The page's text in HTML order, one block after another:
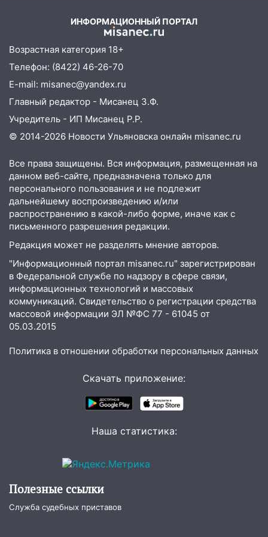
Диана Шурыгина уверовала в
09:35 В Ульяновске директора фирмы
будут судить за неуплату налогов на 48
млн рублей
08:22 Подросток на питбайке сбил
велосипедистку: пострадали двое
07:20 Жара возвращается: ожидается
06:00 Под Ульяновском при развороте
пострадал 38-летний водитель
иномарки
05:00 «Каждая пятая женщина и каждый
алопецией»: врач рассказал, чем может
быть вызвано облысение и как с этим
справиться
03:30 Гороскоп на 7 августа: пятница
принесет прилив творческой энергии и
отличные шансы исправить старые
06.08.2026
Прогноз погоды на 7 августа в
Ульяновской области
Ульяновцев приглашают на забег,
В Ульяновской области
руководителя частной компании
наказали за сокрытие прошлого своего
сотрудник
ИНФОРМАЦИОННЫЙ ПОРТАЛ
Возрастная категория 18+
Телефон: (8422) 46-26-70
E-mail: misanec@yandex.ru
Главный редактор - Мисанец З.Ф.
Учредитель - ИП Мисанец Р.Р.
© 2014-2026 Новости Ульяновска онлайн misanec.ru
Все права защищены. Вся информация, размещенная на
данном веб-сайте, предназначена только для
персонального пользования и не подлежит
дальнейшему воспроизведению и/или
распространению в какой-либо форме, иначе как с
письменного разрешения редакции.
Редакция может не разделять мнение авторов.
"Информационный портал misanec.ru" зарегистрирован
в Федеральной службе по надзору в сфере связи,
информационных технологий и массовых
коммуникаций. Свидетельство о регистрации средства
массовой информации ЭЛ №ФС 77 - 61045 от
05.03.2015
Политика в отношении обработки персональных данных
Скачать приложение:
Наша статистика:
Полезные ссылки
Служба судебных приставов